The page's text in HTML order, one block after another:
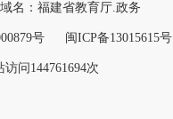
名：福建省教育厅.政务
号 闽ICP备13015615号
访问144761694次